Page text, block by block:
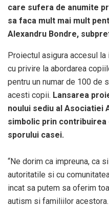
care sufera de anumite
sa faca mult mai mult
Alexandru Bondre,
Proiectul asigura accesul
cu privire la abordarea
pentru un numar de 100 de
acesti copii. Lansarea
noului sediu al Asociatiei
simbolic prin
sporului casei.
“Ne dorim ca impreuna, ca
autoritatile si cu
incat sa putem sa oferim
autism si familiilor